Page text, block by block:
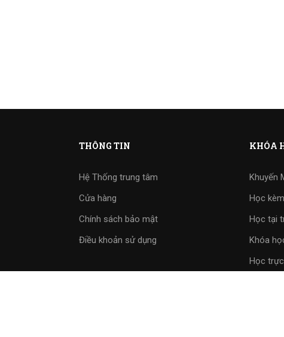
THÔNG TIN
Hệ Thống trung tâm
Cửa hàng
Chính sách bảo mật
Điều khoản sử dụng
KHÓA
Khuyến
Học
Học tại
Khóa
Học